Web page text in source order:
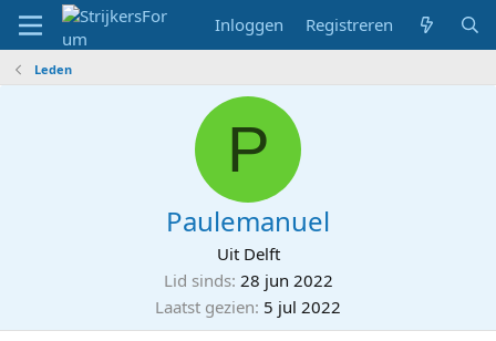
Inloggen Registreren
Leden
P
Paulemanuel
Uit Delft
Lid sinds 28 jun 2022
Laatst gezien 5 jul 2022